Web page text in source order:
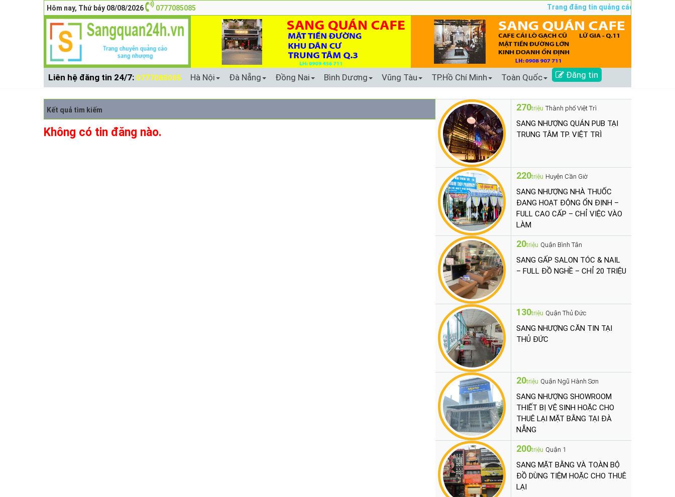
Hôm nay, Thứ bảy 08/08/2026 0777085085 Trang đăng tin quảng cáo sang nhượng
Liên hệ đăng tin 24/7: 0777085085 Hà Nội Đà Nẵng Đồng Nai Bình Dương Vũng Tàu TP.Hồ Chí Minh Toàn Quốc Đăng tin
Kết quả tìm kiếm
Không có tin đăng nào.
270triệu Thành phố Việt Trì
SANG NHƯỢNG QUÁN PUB TẠI
TRUNG TÂM TP. VIỆT TRÌ
220triệu Huyện Cần Giờ
SANG NHƯỢNG NHÀ THUỐC
ĐANG HOẠT ĐỘNG ỔN ĐỊNH –
FULL CAO CẤP – CHỈ VIỆC VÀO
LÀM
20triệu Quận Bình Tân
SANG GẤP SALON TÓC & NAIL
– FULL ĐỒ NGHỀ – CHỈ 20 TRIỆU
130triệu Quận Thủ Đức
SANG NHƯỢNG CĂN TIN TẠI
THỦ ĐỨC
20triệu Quận Ngũ Hành Sơn
SANG NHƯỢNG SHOWROOM
THIẾT BỊ VỆ SINH HOẶC CHO
THUÊ LẠI MẶT BẰNG TẠI ĐÀ
NẴNG
200triệu Quận 1
SANG MẶT BẰNG VÀ TOÀN BỘ
ĐỒ DÙNG TIỆM HOẶC CHO THUÊ
LẠI